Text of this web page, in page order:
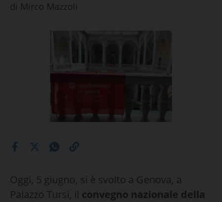
di Mirco Mazzoli
Oggi, 5 giugno, si è svolto a Genova, a
Palazzo Tursi, il convegno nazionale della